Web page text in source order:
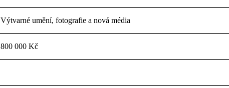
Výtvarné umění, fotografie a nová média
800 000 Kč